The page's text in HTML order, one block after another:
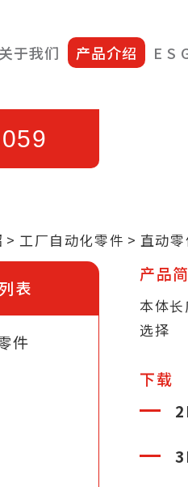
关于我们 产品介绍 E S
工厂自动化零件 直动零
表
件
产品
本体
选择
下载